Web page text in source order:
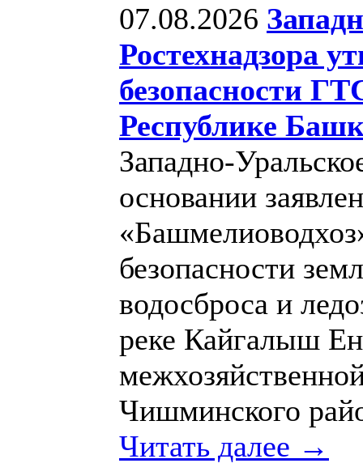
07.08.2026
Ростехнадзора
безопасности
Республике
Западно-
основании
безопасности
водосброса и
реке Кайгалыш
Чишминского
Читать далее →